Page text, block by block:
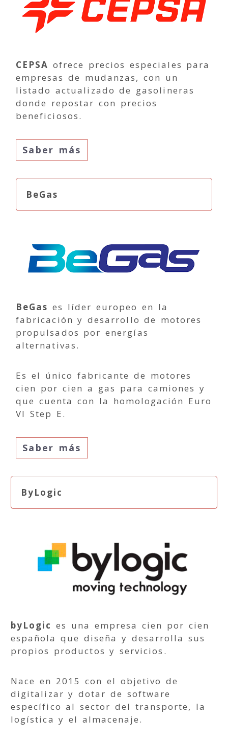
CEPSA ofrece precios especiales para
empresas de mudanzas, con un
listado actualizado de gasolineras
donde repostar con precios
beneficiosos.
Saber más
BeGas
BeGas es líder europeo en la
fabricación y desarrollo de motores
propulsados por energías
alternativas.
Es el único fabricante de motores
cien por cien a gas para camiones y
que cuenta con la homologación Euro
VI Step E.
Saber más
ByLogic
byLogic es una empresa cien por cien
española que diseña y desarrolla sus
propios productos y servicios.
Nace en 2015 con el objetivo de
digitalizar y dotar de software
específico al sector del transporte, la
logística y el almacenaje.